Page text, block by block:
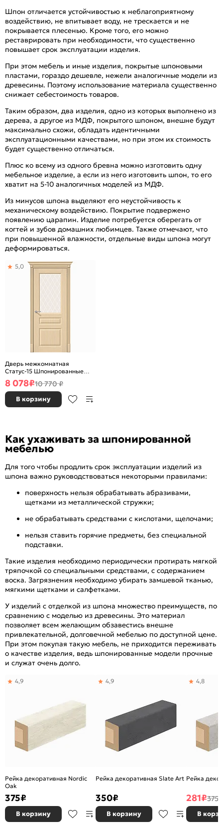
Шпон отличается устойчивостью к неблагоприятному
воздействию, не впитывает воду, не трескается и не
покрывается плесенью. Кроме того, его можно
реставрировать при необходимости, что существенно
повышает срок эксплуатации изделия.
При этом мебель и иные изделия, покрытые шпоновыми
пластами, гораздо дешевле, нежели аналогичные модели из
древесины. Поэтому использование материала существенно
снижает себестоимость товаров.
Таким образом, два изделия, одно из которых выполнено из
дерева, а другое из МДФ, покрытого шпоном, внешне будут
максимально схожи, обладать идентичными
эксплуатационными качествами, но при этом их стоимость
будет существенно отличаться.
Плюс ко всему из одного бревна можно изготовить одну
мебельное изделие, а если из него изготовить шпон, то его
хватит на 5-10 аналогичных моделей из МДФ.
Из минусов шпона выделяют его неустойчивость к
механическому воздействию. Покрытие подвержено
появлению царапин. Изделие потребуется оберегать от
когтей и зубов домашних любимцев. Также отмечают, что
при повышенной влажности, отдельные виды шпона могут
деформироваться.
Дверь межкомнатная
Статус-15 Шпонированные
Беленый дуб, остекленная,
сатинат белый, филенчатая
5,0
8 078₽10 770 ₽
В корзину
Как ухаживать за шпонированной
мебелью
Для того чтобы продлить срок эксплуатации изделий из
шпона важно руководствоваться некоторыми правилами:
поверхность нельзя обрабатывать абразивами,
щетками из металлической стружки;
не обрабатывать средствами с кислотами, щелочами;
нельзя ставить горячие предметы, без специальной
подставки.
Такие изделия необходимо периодически протирать мягкой
тряпочкой со специальными средствами, с содержанием
воска. Загрязнения необходимо убирать замшевой тканью,
мягкими щетками и салфетками.
У изделий с отделкой из шпона множество преимуществ, по
сравнению с моделью из древесины. Это материал
позволяет всем желающим обзавестись внешне
привлекательной, долговечной мебелью по доступной цене.
При этом покупая такую мебель, не приходится переживать
о качестве изделия, ведь шпонированные модели прочные
и служат очень долго.
Рейка декоративная Nordic
Oak
4,9
375₽
В корзину
Рейка декоративная Slate Art
4,9
350₽
В корзину
Рейка
4,8
281₽375
В